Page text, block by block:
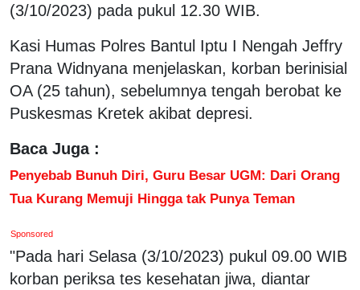
(3/10/2023) pada pukul 12.30 WIB.
Kasi Humas Polres Bantul Iptu I Nengah Jeffry
Prana Widnyana menjelaskan, korban berinisial
OA (25 tahun), sebelumnya tengah berobat ke
Puskesmas Kretek akibat depresi.
Baca Juga :
Penyebab Bunuh Diri, Guru Besar UGM: Dari Orang
Tua Kurang Memuji Hingga tak Punya Teman
Sponsored
"Pada hari Selasa (3/10/2023) pukul 09.00 WIB
korban periksa tes kesehatan jiwa, diantar